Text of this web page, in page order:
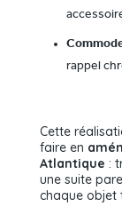
rappel
Cette
faire en
Atlantique :
une suite
chaque objet